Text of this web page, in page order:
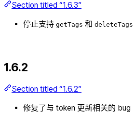
Section titled “1.6.3”
停止支持 getTags 和 deleteTags
1.6.2
Section titled “1.6.2”
修复了与 token 更新相关的 bug